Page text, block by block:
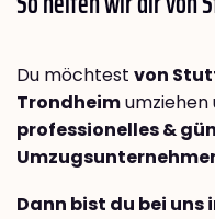
Du möchtest von
Trondheimumziehen
professionelles &
Dann bist du bei